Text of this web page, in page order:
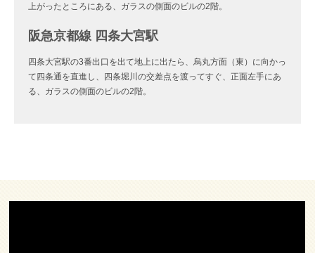
上がったところにある、ガラスの側面のビルの2階。
阪急京都線 四条大宮駅
四条大宮駅の3番出口を出て地上に出たら、烏丸方面（東）に向かっ
て四条通を直進し、四条堀川の交差点を渡ってすぐ、正面左手にあ
る、ガラスの側面のビルの2階。